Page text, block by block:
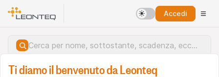
Accedi
Ti diamo il benvenuto da Leonteq